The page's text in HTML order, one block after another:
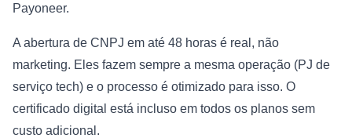
Payoneer.
A abertura de CNPJ em até 48 horas é real, não
marketing. Eles fazem sempre a mesma operação (PJ de
serviço tech) e o processo é otimizado para isso. O
certificado digital está incluso em todos os planos sem
custo adicional.